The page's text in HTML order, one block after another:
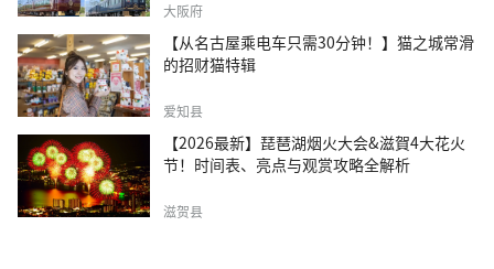
大阪府
【从名古屋乘电车只需30分钟！】猫之城常滑
的招财猫特辑
爱知县
【2026最新】琵琶湖烟火大会&滋賀4大花火
节！时间表、亮点与观赏攻略全解析
滋贺县